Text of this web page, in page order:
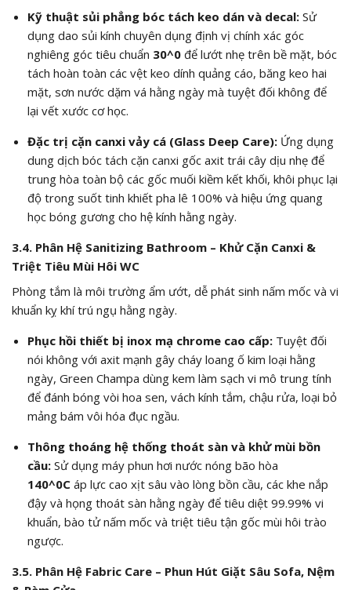
Kỹ thuật sủi phẳng bóc tách keo dán và decal:Sử
dụng dao sủi kính chuyên dụng định vị chính xác góc
nghiêng góc tiêu chuẩn 30^0để lướt nhẹ trên bề mặt, bóc
tách hoàn toàn các vệt keo dính quảng cáo, băng keo hai
mặt, sơn nước dặm vá hằng ngày mà tuyệt đối không để
lại vết xước cơ học.
Đặc trị cặn canxi vảy cá (Glass Deep Care):Ứng dụng
dung dịch bóc tách cặn canxi gốc axit trái cây dịu nhẹ để
trung hòa toàn bộ các gốc muối kiềm kết khối, khôi phục lại
độ trong suốt tinh khiết pha lê 100% và hiệu ứng quang
học bóng gương cho hệ kính hằng ngày.
3.4. Phân Hệ Sanitizing Bathroom – Khử Cặn Canxi &
Triệt Tiêu Mùi Hôi WC
Phòng tắm là môi trường ẩm ướt, dễ phát sinh nấm mốc và vi
khuẩn kỵ khí trú ngụ hằng ngày.
Phục hồi thiết bị inox mạ chrome cao cấp:Tuyệt đối
nói không với axit mạnh gây cháy loang ố kim loại hằng
ngày, Green Champa dùng kem làm sạch vi mô trung tính
để đánh bóng vòi hoa sen, vách kính tắm, chậu rửa, loại bỏ
mảng bám vôi hóa đục ngầu.
Thông thoáng hệ thống thoát sàn và khử mùi bồn
cầu:Sử dụng máy phun hơi nước nóng bão hòa
140^0Cáp lực cao xịt sâu vào lòng bồn cầu, các khe nắp
đậy và họng thoát sàn hằng ngày để tiêu diệt 99.99% vi
khuẩn, bào tử nấm mốc và triệt tiêu tận gốc mùi hôi trào
ngược.
3.5. Phân Hệ Fabric Care – Phun Hút Giặt Sâu Sofa, Nệm